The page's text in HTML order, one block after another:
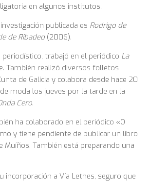
en algunos institutos.
publicada es Rodrigo de
de Ribadeo (2006).
trabajó en el periódico La
También realizó diversos folletos
de Galicia y colabora desde hace 20
moda los jueves por la tarde en la
Cero.
ha colaborado en el periódico «O
y tiene pendiente de publicar un libro
Muíños. También está preparando una
incorporación a Vía Lethes, seguro que